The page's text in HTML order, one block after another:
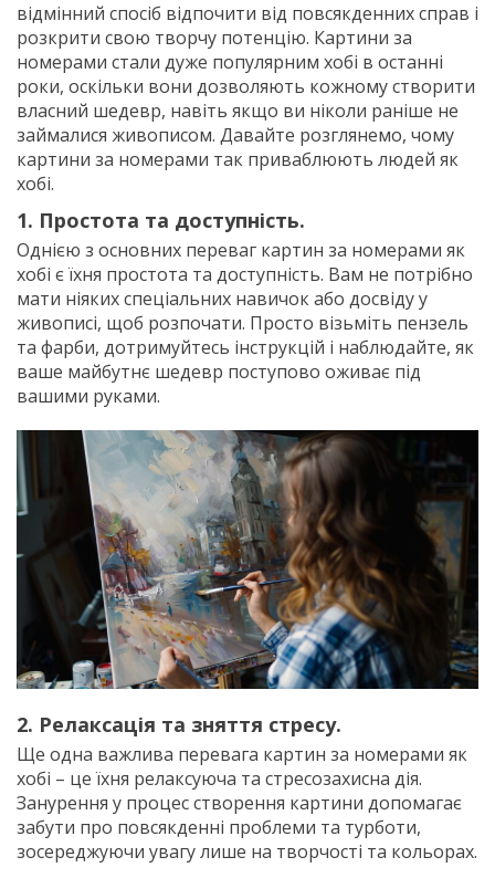
відмінний спосіб відпочити від повсякденних справ і
розкрити свою творчу потенцію. Картини за
номерами стали дуже популярним хобі в останні
роки, оскільки вони дозволяють кожному створити
власний шедевр, навіть якщо ви ніколи раніше не
займалися живописом. Давайте розглянемо, чому
картини за номерами так приваблюють людей як
хобі.
1. Простота та доступність.
Однією з основних переваг картин за номерами як
хобі є їхня простота та доступність. Вам не потрібно
мати ніяких спеціальних навичок або досвіду у
живописі, щоб розпочати. Просто візьміть пензель
та фарби, дотримуйтесь інструкцій і наблюдайте, як
ваше майбутнє шедевр поступово оживає під
вашими руками.
2. Релаксація та зняття стресу.
Ще одна важлива перевага картин за номерами як
хобі – це їхня релаксуюча та стресозахисна дія.
Занурення у процес створення картини допомагає
забути про повсякденні проблеми та турботи,
зосереджуючи увагу лише на творчості та кольорах.